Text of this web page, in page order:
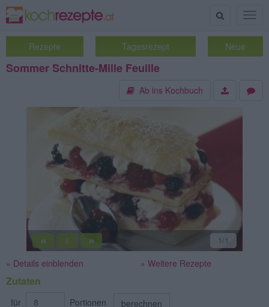
Suche
Rezepte Tagesrezept Neue
Sommer Schnitte-Mille Feuille
Ab ins Kochbuch
« || » 1/1
» Details einblenden » Weitere Rezepte
Zutaten
für Portionen berechnen